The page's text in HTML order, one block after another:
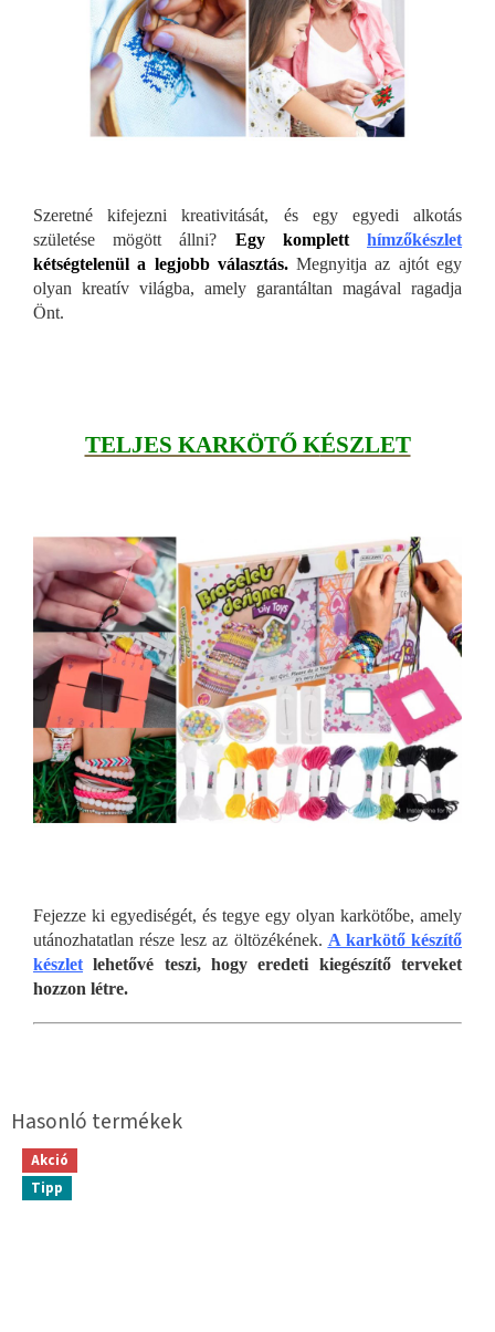
Szeretné kifejezni kreativitását, és egy egyedi alkotás
születése mögött állni? Egy kompletthímzőkészlet
kétségtelenül a legjobb választás. Megnyitja az ajtót egy
olyan kreatív világba, amely garantáltan magával ragadja
Önt.
TELJES KARKÖTŐ KÉSZLET
Fejezze ki egyediségét, és tegye egy olyan karkötőbe, amely
utánozhatatlan része lesz az öltözékének. A karkötő készítő
készlet lehetővé teszi, hogy eredeti kiegészítő terveket
hozzon létre.
Akció
Tipp